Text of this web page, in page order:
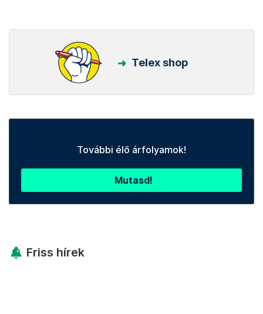
Telex shop
További élő árfolyamok!
Mutasd!
Friss hírek